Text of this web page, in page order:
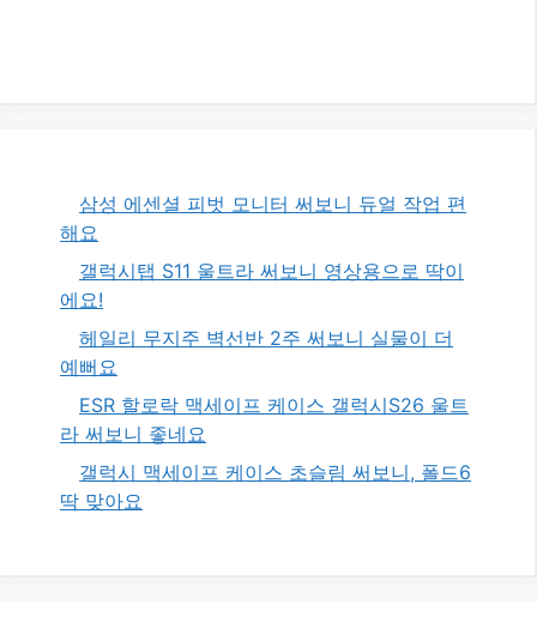
삼성 에센셜 피벗 모니터 써보니 듀얼 작업 편
해요
갤럭시탭 S11 울트라 써보니 영상용으로 딱이
에요!
헤일리 무지주 벽선반 2주 써보니 실물이 더
예뻐요
ESR 할로락 맥세이프 케이스 갤럭시S26 울트
라 써보니 좋네요
갤럭시 맥세이프 케이스 초슬림 써보니, 폴드6
딱 맞아요